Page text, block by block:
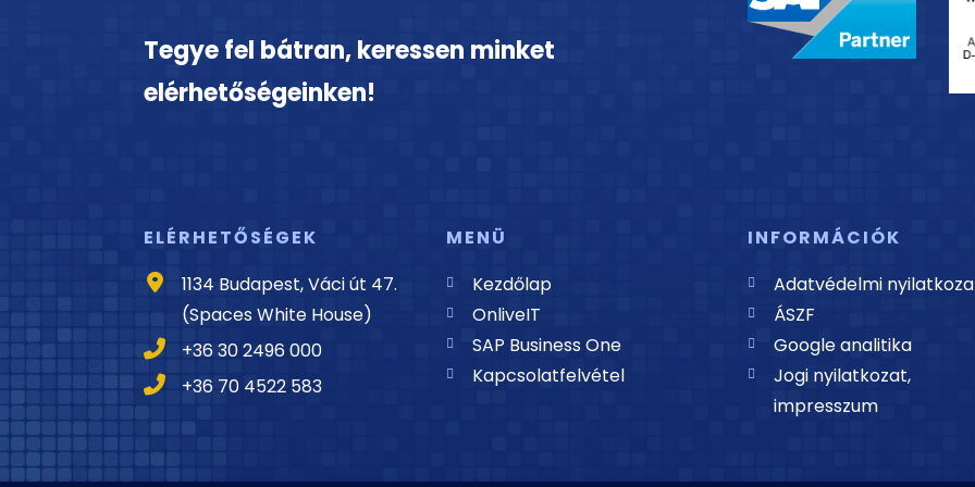
Tegye fel bátran, keressen minket
elérhetőségeinken!
ELÉRHETŐSÉGEK
1134 Budapest, Váci út 47.
(Spaces White House)
+36 30 2496 000
+36 70 4522 583
MENÜ
Kezdőlap
OnliveIT
SAP Business One
Kapcsolatfelvétel
INFORMÁCIÓK
Adatvédelmi
ÁSZF
Google analitika
Jogi nyilatkozat,
impresszum